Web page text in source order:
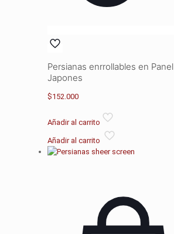
Persianas enrrollables en Panel
Japones
$152.000
Añadir al carrito
Añadir al carrito